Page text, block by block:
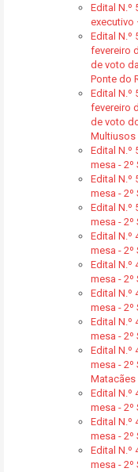
Edital N.º
executivo
Edital N.º
fevereiro
de voto
Ponte do
Edital N.º
fevereiro
de voto
Multiusos
Edital N.º
mesa - 2º
Edital N.º
mesa -
Edital N.º
mesa - 2º
Edital N.º
mesa - 2º
Edital N.º
mesa - 2º
Edital N.º
mesa - 2º
Edital N.º
mesa - 2º
Edital N.º
mesa - 2º
Matacães
Edital N.º
mesa - 2º
Edital N.º
mesa - 2º
Edital N.º
mesa - 2º